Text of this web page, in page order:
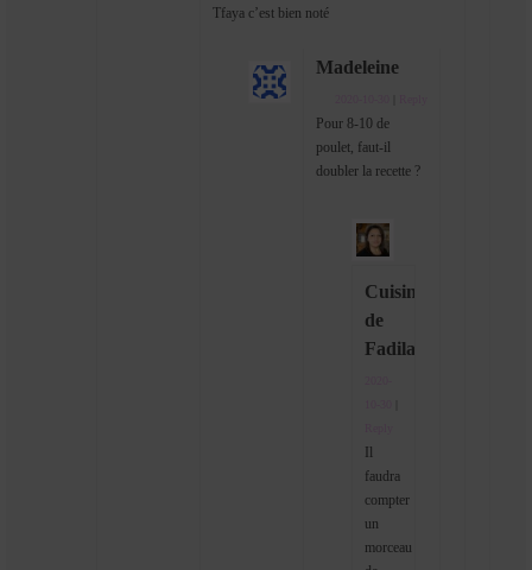
Tfaya c’est bien noté
Madeleine
Pour 8-10 de
poulet, faut-il
doubler la recette ?
Cuisine
de
Fadila
faudra
compter
un
morceau